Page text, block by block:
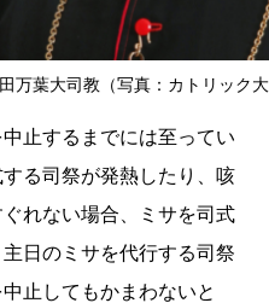
万葉大司教（写真：カトリック
止するまでには至ってい
る司祭が発熱したり、咳
れない場合、ミサを司式
日のミサを代行する司祭
止してもかまわないと